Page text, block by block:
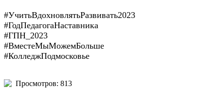
#УчитьВдохновлятьРазвивать2023
#ГодПедагогаНаставника
#ГПН_2023
#ВместеМыМожемБольше
#КолледжПодмосковье
Просмотров: 813